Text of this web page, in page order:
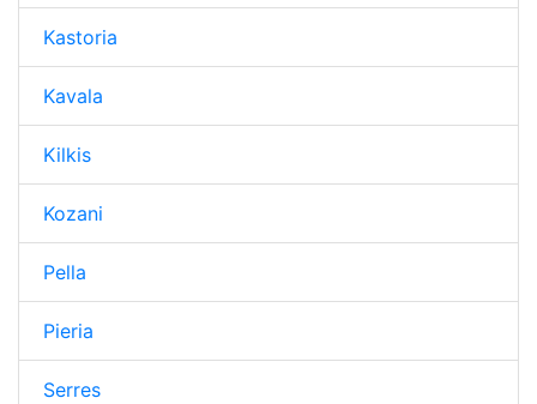
Kastoria
Kavala
Kilkis
Kozani
Pella
Pieria
Serres